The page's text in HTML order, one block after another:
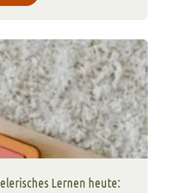
Lernen heute: